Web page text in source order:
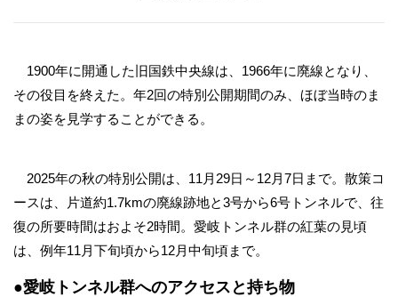
1900年に開通した旧国鉄中央線は、1966年に廃線となり、
その役目を終えた。年2回の特別公開期間のみ、ほぼ当時のま
まの姿を見学することができる。
2025年の秋の特別公開は、11月29日～12月7日まで。散策コ
ースは、片道約1.7kmの廃線跡地と3号から6号トンネルで、往
復の所要時間はおよそ2時間。愛岐トンネル群の紅葉の見頃
は、例年11月下旬頃から12月中旬頃まで。
●愛岐トンネル群へのアクセスと持ち物